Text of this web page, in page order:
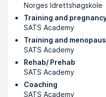
Norges Idrettshøgskole
Training and
SATS Academy
Training and
SATS Academy
Rehab/ Prehab
SATS Academy
Coaching
SATS Academy